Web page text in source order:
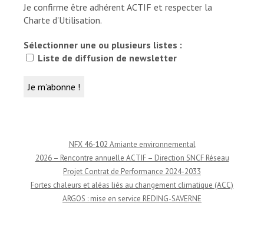
Je confirme être adhérent ACTIF et respecter la
Charte d'Utilisation.
Sélectionner une ou plusieurs listes :
Liste de diffusion de newsletter
NFX 46-102 Amiante environnemental
2026 – Rencontre annuelle ACTIF – Direction SNCF Réseau
Projet Contrat de Performance 2024-2033
Fortes chaleurs et aléas liés au changement climatique (ACC)
ARGOS : mise en service REDING-SAVERNE